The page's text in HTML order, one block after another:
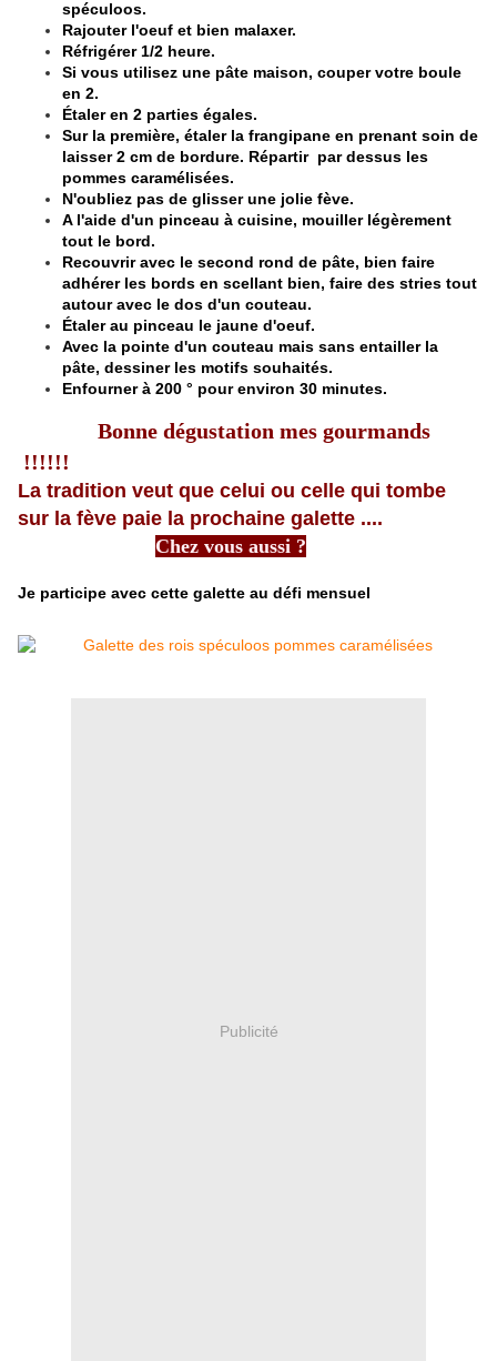
spéculoos.
Rajouter l'oeuf et bien malaxer.
Réfrigérer 1/2 heure.
Si vous utilisez une pâte maison, couper votre boule
en 2.
Étaler en 2 parties égales.
Sur la première, étaler la frangipane en prenant soin de
laisser 2 cm de bordure. Répartir par dessus les
pommes caramélisées.
N'oubliez pas de glisser une jolie fève.
A l'aide d'un pinceau à cuisine, mouiller légèrement
tout le bord.
Recouvrir avec le second rond de pâte, bien faire
adhérer les bords en scellant bien, faire des stries tout
autour avec le dos d'un couteau.
Étaler au pinceau le jaune d'oeuf.
Avec la pointe d'un couteau mais sans entailler la
pâte, dessiner les motifs souhaités.
Enfourner à 200 ° pour environ 30 minutes.
Bonne dégustation mes gourmands
!!!!!!
La tradition veut que celui ou celle qui tombe
sur la fève paie la prochaine galette ....
Chez vous aussi ?
Je participe avec cette galette au défi mensuel
Publicité